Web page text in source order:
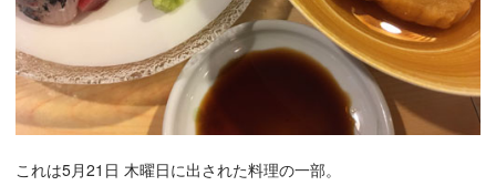
これは5月21日 木曜日に出された料理の一部。